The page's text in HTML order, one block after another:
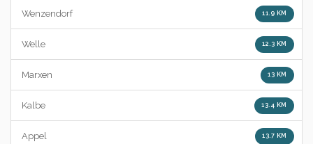
Wenzendorf 11.9 KM
Welle 12.3 KM
Marxen 13 KM
Kalbe 13.4 KM
Appel 13.7 KM